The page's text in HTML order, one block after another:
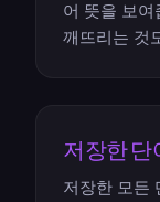
어 뜻을 보여
깨뜨리는 것
저장한
저장한 모든